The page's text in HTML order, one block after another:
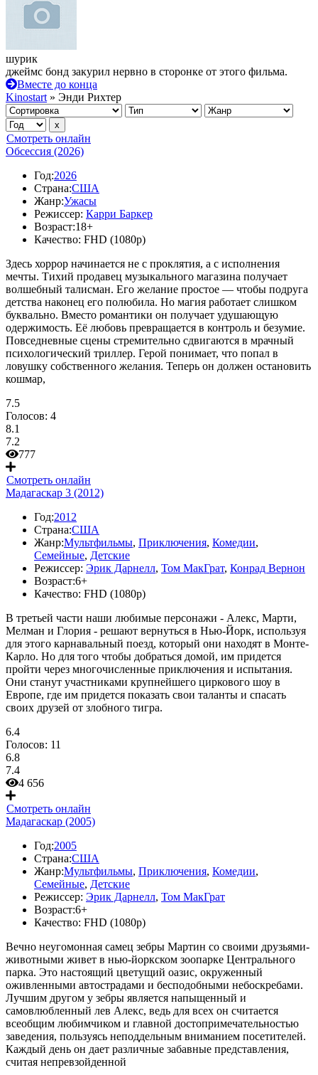
шурик
джеймс бонд закурил нервно в сторонке от этого фильма.
Вместе до конца
Kinostart » Энди Рихтер
Смотреть онлайн
Обсессия (2026)
Год:2026
Страна:США
Жанр:Ужасы
Режиссер: Карри Баркер
Возраст:18+
Качество: FHD (1080p)
Здесь хоррор начинается не с проклятия, а с исполнения
мечты. Тихий продавец музыкального магазина получает
волшебный талисман. Его желание простое — чтобы подруга
детства наконец его полюбила. Но магия работает слишком
буквально. Вместо романтики он получает удушающую
одержимость. Её любовь превращается в контроль и безумие.
Повседневные сцены стремительно сдвигаются в мрачный
психологический триллер. Герой понимает, что попал в
ловушку собственного желания. Теперь он должен остановить
кошмар,
7.5
Голосов: 4
8.1
7.2
777
Смотреть онлайн
Мадагаскар 3 (2012)
Год:2012
Страна:США
Жанр:Мультфильмы, Приключения, Комедии,
Семейные, Детские
Режиссер: Эрик Дарнелл, Том МакГрат, Конрад Вернон
Возраст:6+
Качество: FHD (1080p)
В третьей части наши любимые персонажи - Алекс, Марти,
Мелман и Глория - решают вернуться в Нью-Йорк, используя
для этого карнавальный поезд, который они находят в Монте-
Карло. Но для того чтобы добраться домой, им придется
пройти через многочисленные приключения и испытания.
Они станут участниками крупнейшего циркового шоу в
Европе, где им придется показать свои таланты и спасать
своих друзей от злобного тигра.
6.4
Голосов: 11
6.8
7.4
4 656
Смотреть онлайн
Мадагаскар (2005)
Год:2005
Страна:США
Жанр:Мультфильмы, Приключения, Комедии,
Семейные, Детские
Режиссер: Эрик Дарнелл, Том МакГрат
Возраст:6+
Качество: FHD (1080p)
Вечно неугомонная самец зебры Мартин со своими друзьями-
животными живет в нью-йоркском зоопарке Центрального
парка. Это настоящий цветущий оазис, окруженный
оживленными автострадами и бесподобными небоскребами.
Лучшим другом у зебры является напыщенный и
самовлюбленный лев Алекс, ведь для всех он считается
всеобщим любимчиком и главной достопримечательностью
заведения, пользуясь неподдельным вниманием посетителей.
Каждый день он дает различные забавные представления,
считая непревзойденной